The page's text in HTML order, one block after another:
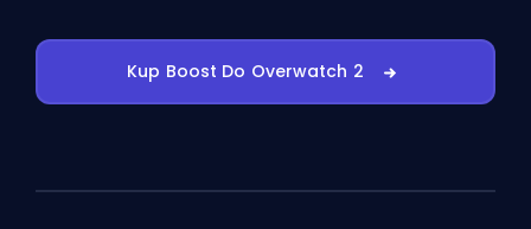
Kup Boost Do Overwatch 2